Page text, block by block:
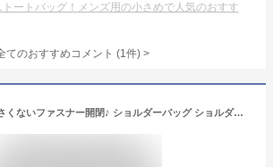
ートバッグ！メンズ用の小さめで人気のおすす
てのおすすめコメント (1件) >
ベリベリうるさくないファスナー開閉♪ ショルダーバッグ ショルダーバック 斜めがけ スポーティー レディース メンズ 大人 ポリキャンバスメッセンジャーバッグ 小さめ 大きめ ミニ 無地 フェス アウトドア 通勤 軽量 旅行 かわいい チャック 軽い 大容量 メール便